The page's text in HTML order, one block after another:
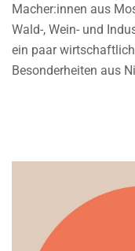
Macher:innen aus
Wald-, Wein- und
ein paar
Besonderheiten aus